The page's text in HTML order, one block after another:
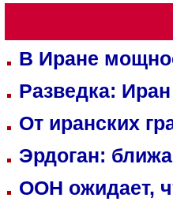
В Иране
Разведка:
От иранских
Эрдоган:
ООН ожидает,